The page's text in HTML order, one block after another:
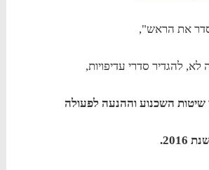
את הראש",
להגדיר סדרי עדיפויות,
שיטות השכנוע וההנעה לפעולה